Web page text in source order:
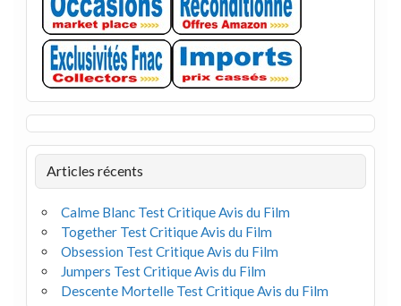
Articles récents
Calme Blanc Test Critique Avis du Film
Together Test Critique Avis du Film
Obsession Test Critique Avis du Film
Jumpers Test Critique Avis du Film
Descente Mortelle Test Critique Avis du Film